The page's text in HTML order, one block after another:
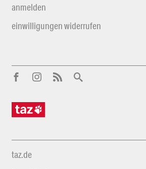
anmelden
einwilligungen widerrufen
taz.de